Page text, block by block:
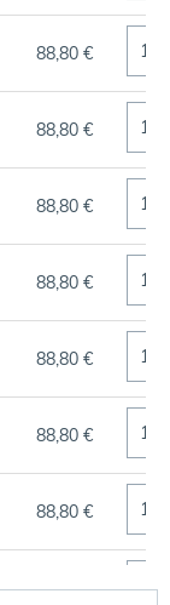
88,80 €
88,80 €
88,80 €
88,80 €
88,80 €
88,80 €
88,80 €
88,80 €